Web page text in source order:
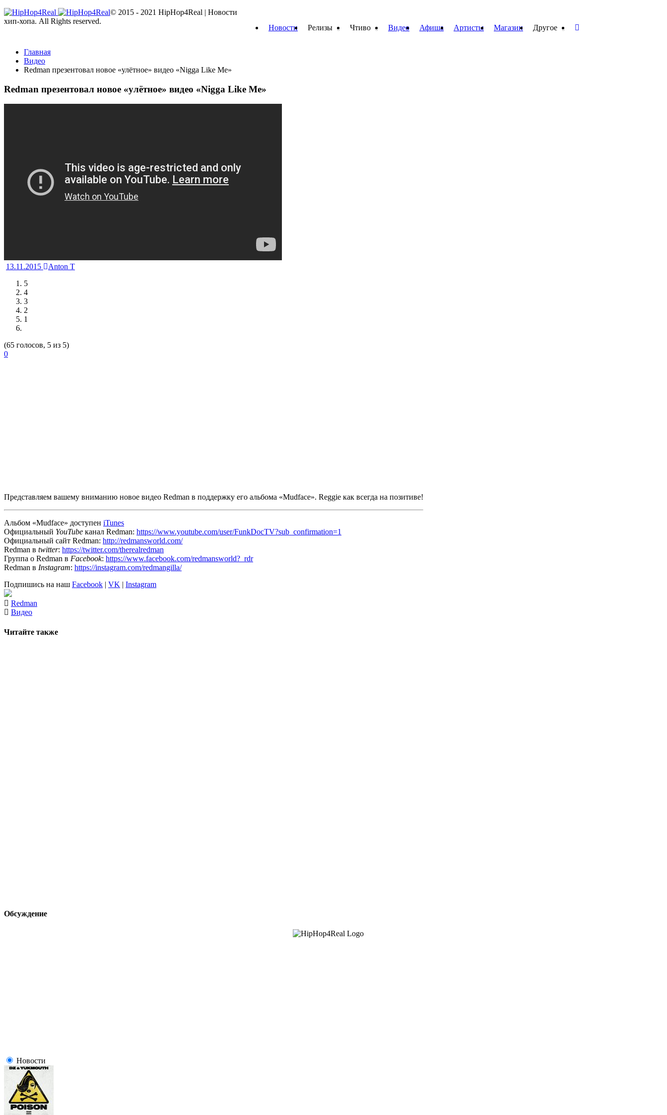
Новости Релизы Чтиво Видео Афиша Артисты Магазин Другое
Главная
Видео
Redman презентовал новое «улётное» видео «Nigga Like Me»
Redman презентовал новое «улётное» видео «Nigga Like Me»
13.11.2015
Anton T
5
4
3
2
1
(65 голосов, 5 из 5)
0
Представляем вашему вниманию новое видео Redman в поддержку его альбома «Mudface». Reggie как всегда на позитиве!
Альбом «Mudface» доступен iTunes
Официальный YouTube канал Redman: https://www.youtube.com/user/FunkDocTV?sub_confirmation=1
Официальный сайт Redman: http://redmansworld.com/
Redman в twitter: https://twitter.com/therealredman
Группа о Redman в Facebook: https://www.facebook.com/redmansworld?_rdr
Redman в Instagram: https://instagram.com/redmangilla/
Подпишись на наш Facebook | VK | Instagram
Redman
Видео
Читайте также
Обсуждение
Новости
© 2015 - 2021 HipHop4Real | Новости
хип-хопа. All Rights reserved.